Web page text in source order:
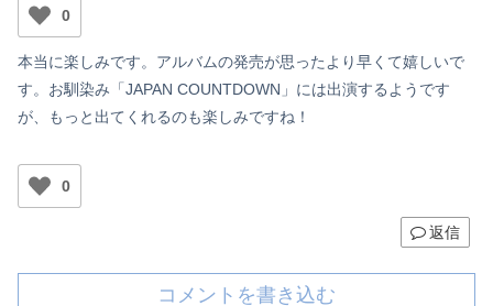
0
本当に楽しみです。アルバムの発売が思ったより早くて嬉しいで
す。お馴染み「JAPAN COUNTDOWN」には出演するようです
が、もっと出てくれるのも楽しみですね！
0
返信
コメントを書き込む